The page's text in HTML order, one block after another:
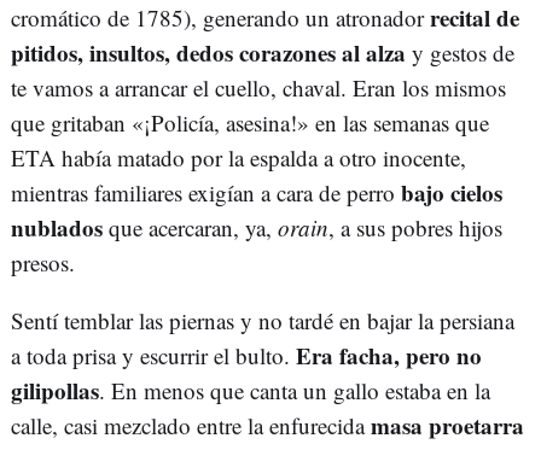
cromático de 1785), generando un atronadorrecital de
pitidos, insultos, dedos corazones al alza y gestos de
te vamos a arrancar el cuello, chaval. Eran los mismos
que gritaban «¡Policía, asesina!» en las semanas que
ETA había matado por la espalda a otro inocente,
mientras familiares exigían a cara de perro bajo cielos
nublados que acercaran, ya, orain, a sus pobres hijos
presos.
Sentí temblar las piernas y no tardé en bajar la persiana
a toda prisa y escurrir el bulto. Era facha, pero no
gilipollas. En menos que canta un gallo estaba en la
calle, casi mezclado entre la enfurecidamasa proetarra